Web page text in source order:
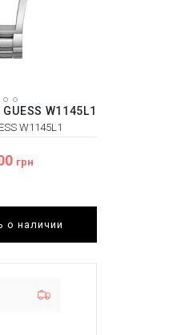
W1145L1
W1145L1
грн
о наличии